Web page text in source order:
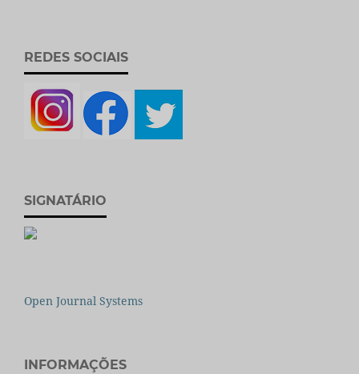
REDES SOCIAIS
SIGNATÁRIO
Open Journal Systems
INFORMAÇÕES